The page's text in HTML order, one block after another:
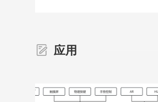
应用